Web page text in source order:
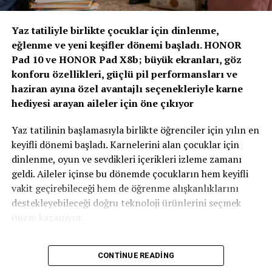
“Yapay Zeka ve Veri, Yeni Dönemin Belirleyicileri
Zirvenin dijitalleşme ve veri odaklı müşteri yönetimi
başlıklı oturumlarında, yapay zeka ve büyük verinin
sigortacılıkta karar alma süreçlerindeki etkisi ele alındı.
AXA Türkiye Satış, Kurumsal İletişim ve Sağlık
Başkanı Sanem Çıngay Buçukoğlu: “Önümüzdeki
daha anlamlı müşteri deneyimlerine dönüştürebilmek
olacak. Yapay zeka bize güçlü araçlar sunuyor; ancak
müşteri güvenini inşa eden temel değerler hâlâ şeffaflık,
tutarlılık ve uzun vadeli ilişki kurabilme becerisidir.
Teknolojinin sağladığı hız ve verimliliği, “Empati
Güvencesi” yaklaşımımızı da arkamıza alarak
Sigortacılığın tarihsel olarak her zaman veri odaklı bir
Yaz tatiliyle birlikte çocuklar için dinlenme,
eğlenme ve yeni keşifler dönemi başladı. HONOR
Pad 10 ve HONOR Pad X8b; büyük ekranları, göz
konforu özellikleri, güçlü pil performansları ve
haziran ayına özel avantajlı seçenekleriyle karne
hediyesi arayan aileler için öne çıkıyor
Yaz tatilinin başlamasıyla birlikte öğrenciler için yılın en
keyifli dönemi başladı. Karnelerini alan çocuklar için
dinlenme, oyun ve sevdikleri içerikleri izleme zamanı
geldi. Aileler içinse bu dönemde çocukların hem keyifli
vakit geçirebileceği hem de öğrenme alışkanlıklarını
destekleyebileceği doğru teknoloji ürünlerini seçmek
önem kazanıyor.
HONOR, Pad 10 ve Pad X8b modelleriyle karne hediyesi
arayan ailelere özel kampanyalarla güçlü tablet
CONTINUE READING